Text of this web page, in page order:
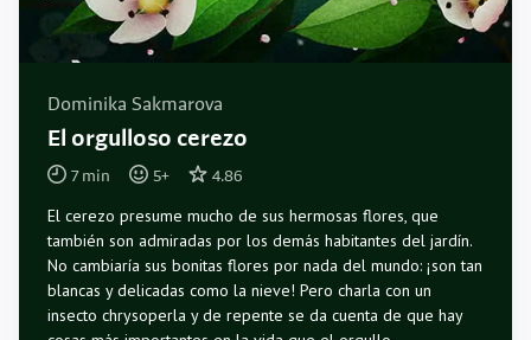
Dominika Sakmarova
El orgulloso cerezo
7min 5+ 4.86
El cerezo presume mucho de sus hermosas flores, que
también son admiradas por los demás habitantes del jardín.
No cambiaría sus bonitas flores por nada del mundo: ¡son tan
blancas y delicadas como la nieve! Pero charla con un
insecto chrysoperla y de repente se da cuenta de que hay